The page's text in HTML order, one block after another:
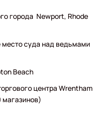
города Newport, Rhode
место суда над ведьмами
Beach
центра Wrentham
магазинов)